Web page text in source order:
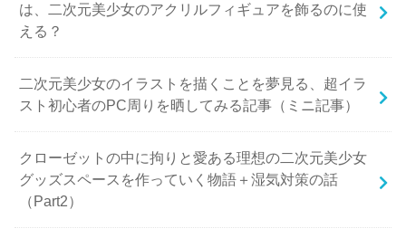
は、二次元美少女のアクリルフィギュアを飾るのに使
える？
二次元美少女のイラストを描くことを夢見る、超イラ
スト初心者のPC周りを晒してみる記事（ミニ記事）
クローゼットの中に拘りと愛ある理想の二次元美少女
グッズスペースを作っていく物語＋湿気対策の話
（Part2）